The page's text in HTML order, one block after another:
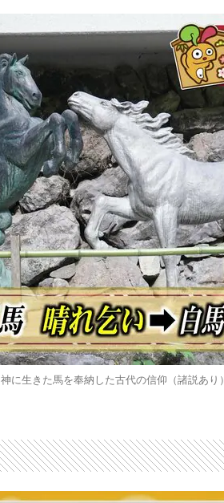
神に生きた馬を奉納した古代の信仰（諸説あり）